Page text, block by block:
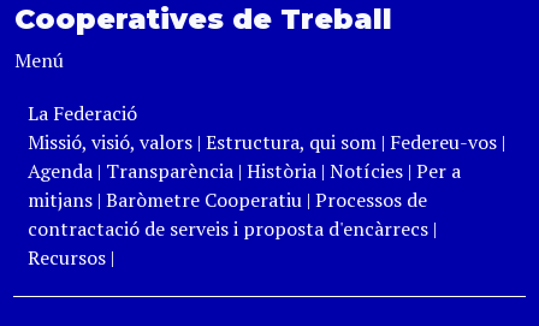
Cooperatives de Treball
Menú
La Federació
Missió, visió, valors| Estructura, qui som| Federeu-vos|
Agenda | Transparència| Història| Notícies | Per a
mitjans| Baròmetre Cooperatiu| Processos de
contractació de serveis i proposta d'encàrrecs|
Recursos|